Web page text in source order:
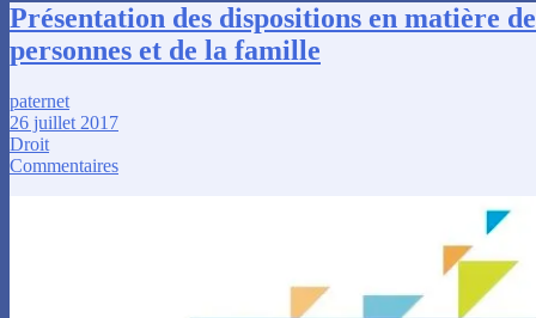
Présentation des dispositions en matière
personnes et de la famille
paternet
26 juillet 2017
Droit
Commentaires